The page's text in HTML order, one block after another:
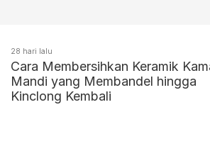
28 hari lalu
Cara Membersihkan Keramik
Mandi yang Membandel hingga
Kinclong Kembali